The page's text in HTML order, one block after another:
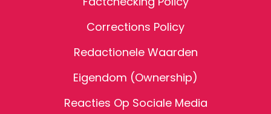
Corrections Policy
Redactionele Waarden
Eigendom (Ownership)
Reacties Op Sociale Media